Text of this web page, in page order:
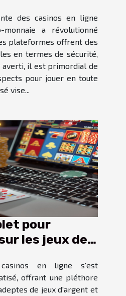
la
des casinos en ligne
a révolutionné
plateformes offrent des
en termes de sécurité,
averti, il est primordial de
pour jouer en toute
vise...
pour
les jeux de
en ligne s'est
offrant une pléthore
de jeux d'argent et